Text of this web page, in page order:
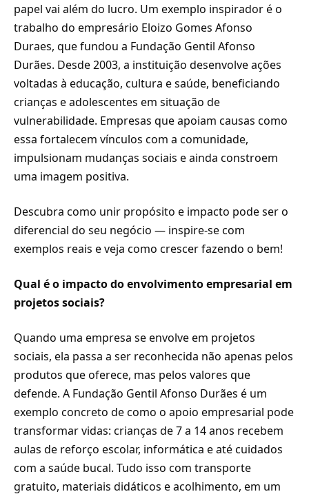
papel vai além do lucro. Um exemplo inspirador é o
trabalho do empresário Eloizo Gomes Afonso
Duraes, que fundou a Fundação Gentil Afonso
Durães. Desde 2003, a instituição desenvolve ações
voltadas à educação, cultura e saúde, beneficiando
crianças e adolescentes em situação de
vulnerabilidade. Empresas que apoiam causas como
essa fortalecem vínculos com a comunidade,
impulsionam mudanças sociais e ainda constroem
uma imagem positiva.
Descubra como unir propósito e impacto pode ser o
diferencial do seu negócio — inspire-se com
exemplos reais e veja como crescer fazendo o bem!
Qual é o impacto do envolvimento empresarial em
projetos sociais?
Quando uma empresa se envolve em projetos
sociais, ela passa a ser reconhecida não apenas pelos
produtos que oferece, mas pelos valores que
defende. A Fundação Gentil Afonso Durães é um
exemplo concreto de como o apoio empresarial pode
transformar vidas: crianças de 7 a 14 anos recebem
aulas de reforço escolar, informática e até cuidados
com a saúde bucal. Tudo isso com transporte
gratuito, materiais didáticos e acolhimento, em um